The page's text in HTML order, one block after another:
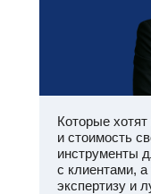
Которые
и стоимость
инструменты
с клиентами,
экспертизу и